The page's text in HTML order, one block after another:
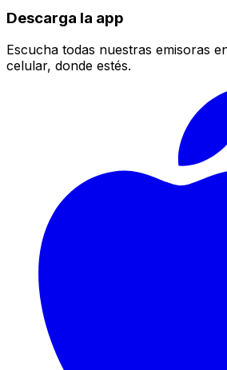
Descarga la app
Escucha todas nuestras emisoras
celular, donde estés.